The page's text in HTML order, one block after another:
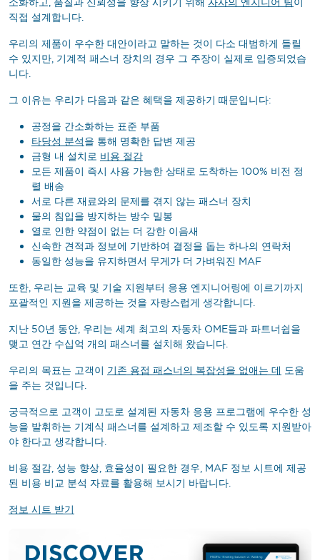
직접 설계합니다.
우리의 제품이 우수한 대안이라고 말하는 것이 다소 대범하게 들릴
수 있지만, 기계적 패스너 장치의 경우 그 주장이 실제로 입증되었습
니다.
그 이유는 우리가 다음과 같은 혜택을 제공하기 때문입니다:
공정을 간소화하는 표준 부품
타당성 분석을 통해 명확한 답변 제공
금형 내 설치로 비용 절감
모든 제품이 즉시 사용 가능한 상태로 도착하는 100% 비전 정
렬 배송
서로 다른 재료와의 문제를 겪지 않는 패스너 장치
물의 침입을 방지하는 방수 밀봉
열로 인한 약점이 없는 더 강한 이음새
신속한 견적과 정보에 기반하여 결정을 돕는 하나의 연락처
동일한 성능을 유지하면서 무게가 더 가벼워진 MAF
또한, 우리는 교육 및 기술 지원부터 응용 엔지니어링에 이르기까지
포괄적인 지원을 제공하는 것을 자랑스럽게 생각합니다.
지난 50년 동안, 우리는 세계 최고의 자동차 OME들과 파트너쉽을
맺고 연간 수십억 개의 패스너를 설치해 왔습니다.
우리의 목표는 고객이 기존 용접 패스너의 복잡성을 없애는 데 도움
을 주는 것입니다.
궁극적으로 고객이 고도로 설계된 자동차 응용 프로그램에 우수한 성
능을 발휘하는 기계식 패스너를 설계하고 제조할 수 있도록 지원받아
야 한다고 생각합니다.
비용 절감, 성능 향상, 효율성이 필요한 경우, MAF 정보 시트에 제공
된 비용 비교 분석 자료를 활용해 보시기 바랍니다.
정보 시트 받기